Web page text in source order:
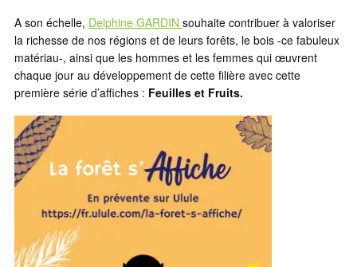
A son échelle, Delphine GARDIN souhaite contribuer à valoriser
la richesse de nos régions et de leurs forêts, le bois -ce fabuleux
matériau-, ainsi que les hommes et les femmes qui œuvrent
chaque jour au développement de cette filière avec cette
première série d’affiches : Feuilles et Fruits.